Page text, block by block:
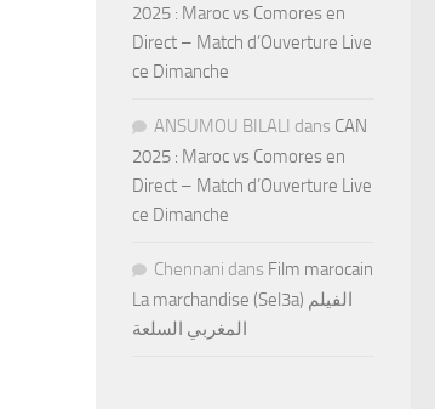
2025 : Maroc vs Comores en
Direct – Match d’Ouverture Live
ce Dimanche
ANSUMOU BILALI dans CAN
2025 : Maroc vs Comores en
Direct – Match d’Ouverture Live
ce Dimanche
Chennani dans Film marocain
La marchandise (Sel3a) الفيلم
المغربي السلعة